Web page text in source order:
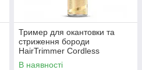
Тример для окантовки та
стриження бороди
HairTrimmer Cordless
Skeleton (Gold)
В наявності